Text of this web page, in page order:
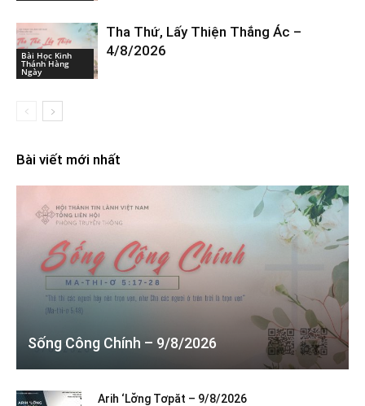
Bài Học Kinh
Thánh Hàng
Ngày
Tha Thứ, Lấy Thiện Thắng Ác –
4/8/2026
Bài viết mới nhất
Sống Công Chính – 9/8/2026
Arih ‘Lơ̆ng Tơpăt – 9/8/2026